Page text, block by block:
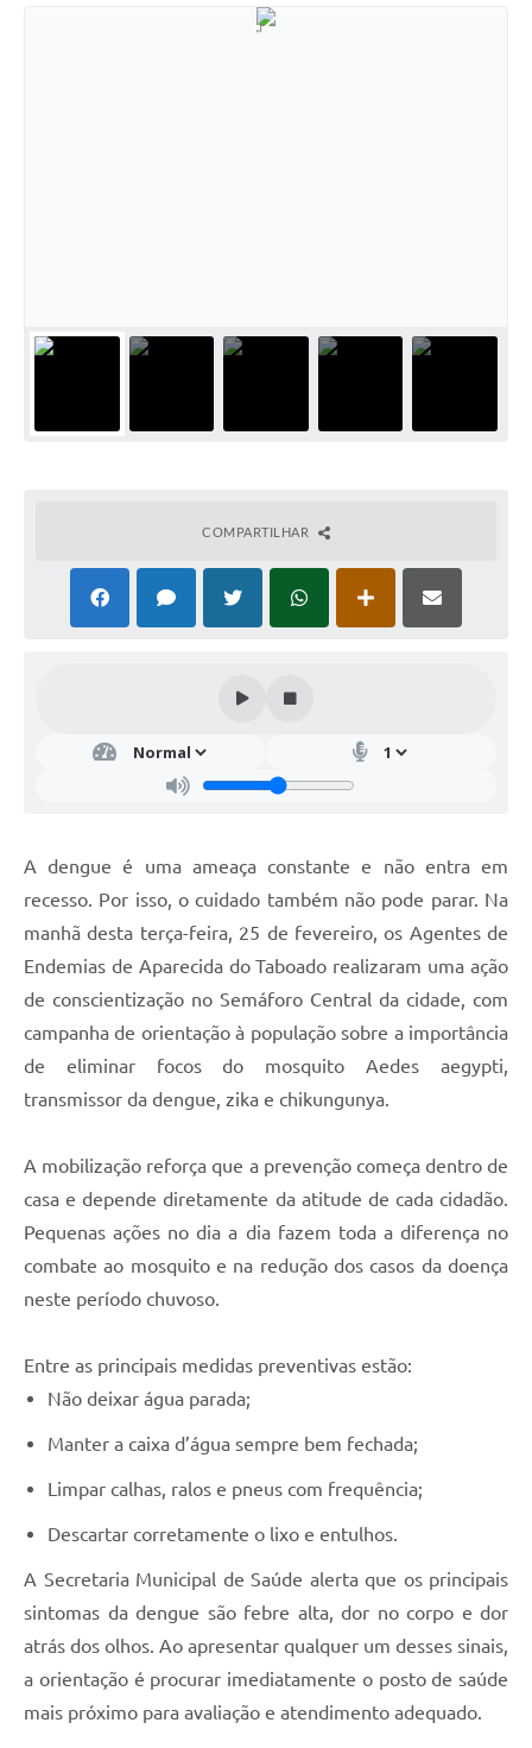
COMPARTILHAR
A dengue é uma ameaça constante e não entra em
recesso. Por isso, o cuidado também não pode parar. Na
manhã desta terça-feira, 25 de fevereiro, os Agentes de
Endemias de Aparecida do Taboado realizaram uma ação
de conscientização no Semáforo Central da cidade, com
campanha de orientação à população sobre a importância
de eliminar focos do mosquito Aedes aegypti,
transmissor da dengue, zika e chikungunya.
A mobilização reforça que a prevenção começa dentro de
casa e depende diretamente da atitude de cada cidadão.
Pequenas ações no dia a dia fazem toda a diferença no
combate ao mosquito e na redução dos casos da doença
neste período chuvoso.
Entre as principais medidas preventivas estão:
Não deixar água parada;
Manter a caixa d’água sempre bem fechada;
Limpar calhas, ralos e pneus com frequência;
Descartar corretamente o lixo e entulhos.
A Secretaria Municipal de Saúde alerta que os principais
sintomas da dengue são febre alta, dor no corpo e dor
atrás dos olhos. Ao apresentar qualquer um desses sinais,
a orientação é procurar imediatamente o posto de saúde
mais próximo para avaliação e atendimento adequado.